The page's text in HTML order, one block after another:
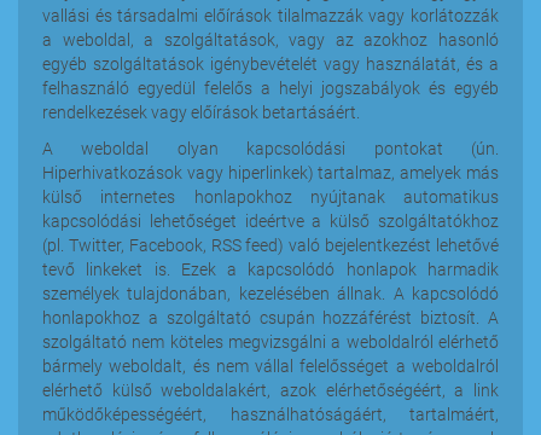
vallási és társadalmi előírások tilalmazzák vagy korlátozzák
a weboldal, a szolgáltatások, vagy az azokhoz hasonló
egyéb szolgáltatások igénybevételét vagy használatát, és a
felhasználó egyedül felelős a helyi jogszabályok és egyéb
rendelkezések vagy előírások betartásáért.
A weboldal olyan kapcsolódási pontokat (ún.
Hiperhivatkozások vagy hiperlinkek) tartalmaz, amelyek más
külső internetes honlapokhoz nyújtanak automatikus
kapcsolódási lehetőséget ideértve a külső szolgáltatókhoz
(pl. Twitter, Facebook, RSS feed) való bejelentkezést lehetővé
tevő linkeket is. Ezek a kapcsolódó honlapok harmadik
személyek tulajdonában, kezelésében állnak. A kapcsolódó
honlapokhoz a szolgáltató csupán hozzáférést biztosít. A
szolgáltató nem köteles megvizsgálni a weboldalról elérhető
bármely weboldalt, és nem vállal felelősséget a weboldalról
elérhető külső weboldalakért, azok elérhetőségéért, a link
működőképességéért, használhatóságáért, tartalmáért,